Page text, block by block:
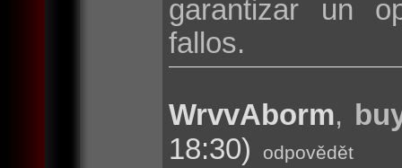
garantizar un
fallos.
WrvvAborm,
18:30)
odpovědět